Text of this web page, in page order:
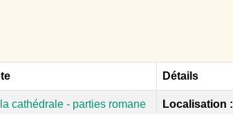
Détails
cathédrale - parties romane
Localisation :